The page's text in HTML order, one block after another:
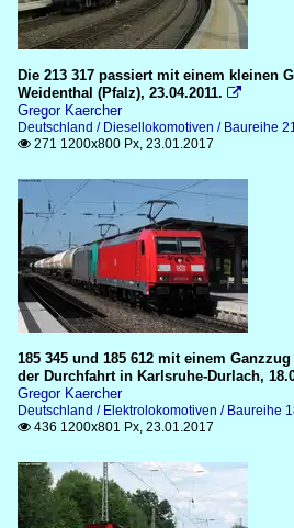
Die 213 317 passiert mit einem kleinen
Weidenthal (Pfalz), 23.04.2011. 
Gregor Kaercher
Deutschland / Diesellokomotiven / Baureihe
 271 1200x800 Px, 23.01.2017
185 345 und 185 612 mit einem
der Durchfahrt in Karlsruhe-Durlach,
Gregor Kaercher
Deutschland / Elektrolokomotiven / Baureihe
 436 1200x801 Px, 23.01.2017